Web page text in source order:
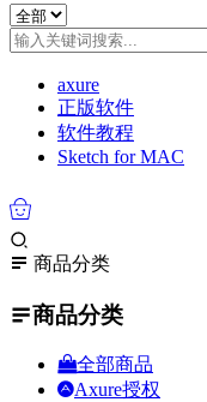
axure
正版软件
软件教程
Sketch for MAC
商品分类
商品分类
全部商品
Axure授权